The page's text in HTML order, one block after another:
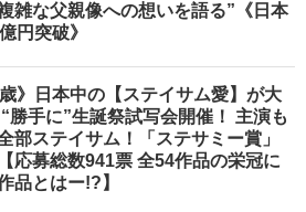
雑な父親像への想いを語る”《日本
円突破》
歳》日本中の【ステイサム愛】が大
勝手に”生誕祭試写会開催！ 主演も
部ステイサム！「ステサミー賞」
応募総数941票 全54作品の栄冠に
品とはー!?】